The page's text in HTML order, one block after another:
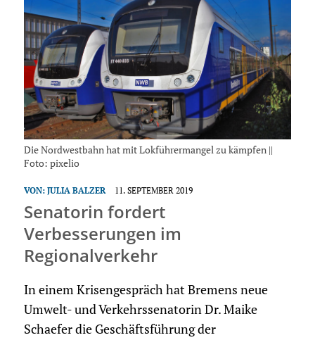
Die Nordwestbahn hat mit Lokführermangel zu kämpfen ||
Foto: pixelio
VON: JULIA BALZER 11. SEPTEMBER 2019
Senatorin fordert
Verbesserungen im
Regionalverkehr
In einem Krisengespräch hat Bremens neue
Umwelt- und Verkehrssenatorin Dr. Maike
Schaefer die Geschäftsführung der